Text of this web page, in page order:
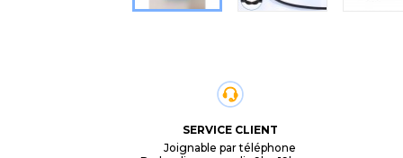
SERVICE CLIENT
Joignable par téléphone